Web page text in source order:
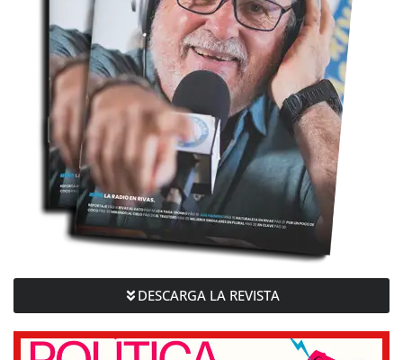
DESCARGA LA REVISTA